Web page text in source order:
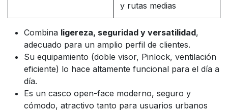
y rutas medias
Combina ligereza, seguridad y versatilidad,
adecuado para un amplio perfil de clientes.
Su equipamiento (doble visor, Pinlock, ventilación
eficiente) lo hace altamente funcional para el día a
día.
Es un casco open-face moderno, seguro y
cómodo, atractivo tanto para usuarios urbanos